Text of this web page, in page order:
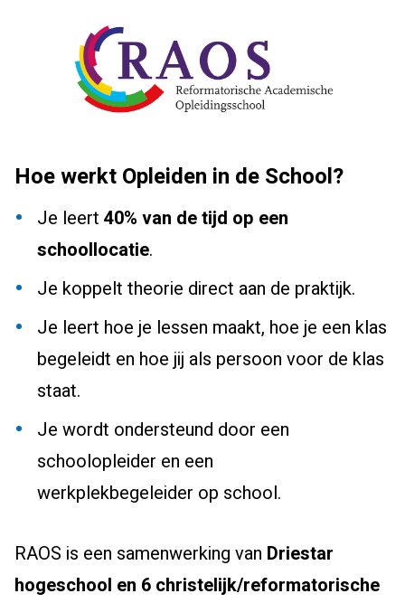
Hoe werkt Opleiden in de School?
Je leert 40% van de tijd op een
schoollocatie.
Je koppelt theorie direct aan de praktijk.
Je leert hoe je lessen maakt, hoe je een klas
begeleidt en hoe jij als persoon voor de klas
staat.
Je wordt ondersteund door een
schoolopleider en een
werkplekbegeleider op school.
RAOS is een samenwerking van Driestar
hogeschool en 6 christelijk/reformatorische